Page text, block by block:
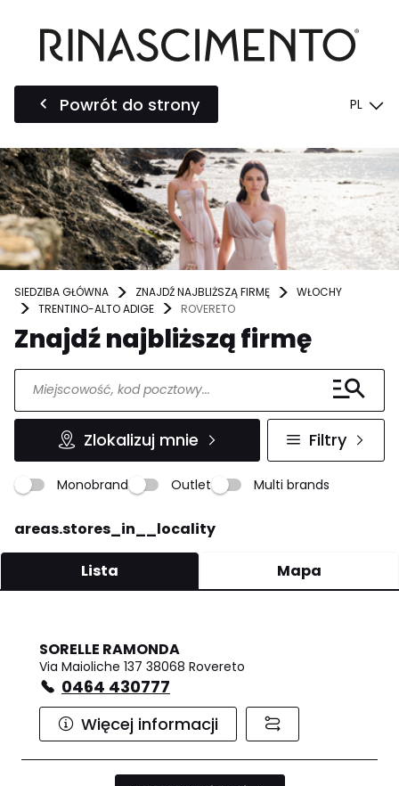
Powrót do strony PL
SIEDZIBA GŁÓWNA ZNAJDŹ NAJBLIŻSZĄ FIRMĘ
WŁOCHY
TRENTINO-ALTO ADIGE
ROVERETO
Znajdź najbliższą firmę
Zlokalizuj mnie Filtry
Monobrand Outlet Multi brands
areas.stores_in__locality
Lista Mapa
SORELLE RAMONDA
Via Maioliche 137 38068 Rovereto
0464 430777
Więcej informacji